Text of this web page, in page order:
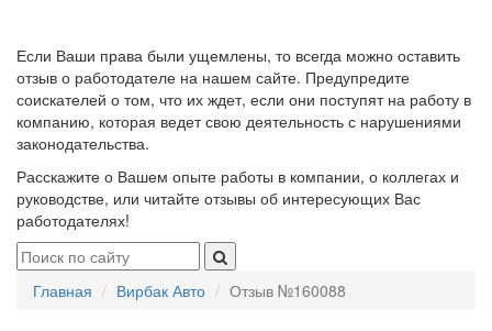
Если Ваши права были ущемлены, то всегда можно оставить
отзыв о работодателе на нашем сайте. Предупредите
соискателей о том, что их ждет, если они поступят на работу в
компанию, которая ведет свою деятельность с нарушениями
законодательства.
Расскажите о Вашем опыте работы в компании, о коллегах и
руководстве, или читайте отзывы об интересующих Вас
работодателях!
Главная Вирбак Авто Отзыв №160088